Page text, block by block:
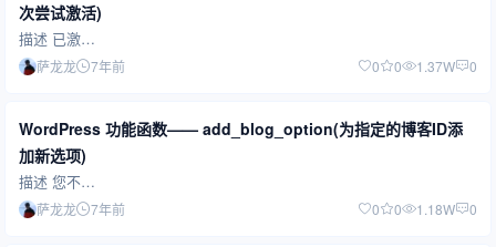
次尝试激活)
描述 已激…
萨龙龙 7年前 0 0 1.37W 0
WordPress 功能函数—— add_blog_option(为指定的博客ID添
加新选项)
描述 您不…
萨龙龙 7年前 0 0 1.18W 0